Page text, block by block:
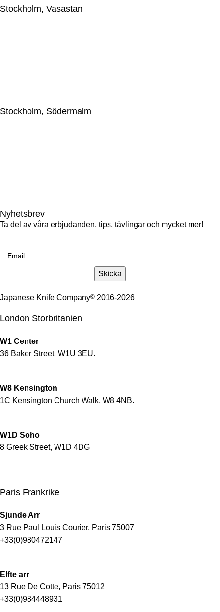
Stockholm, Vasastan
Stockholm, Södermalm
Nyhetsbrev
Ta del av våra erbjudanden, tips, tävlingar och mycket mer!
Skicka
Japanese Knife Company© 2016-2026
London Storbritanien
W1 Center
36 Baker Street, W1U 3EU.
W8 Kensington
1C Kensington Church Walk, W8 4NB.
W1D Soho
8 Greek Street, W1D 4DG
Paris Frankrike
Sjunde Arr
3 Rue Paul Louis Courier, Paris 75007
+33(0)980472147
Elfte arr
13 Rue De Cotte, Paris 75012
+33(0)984448931